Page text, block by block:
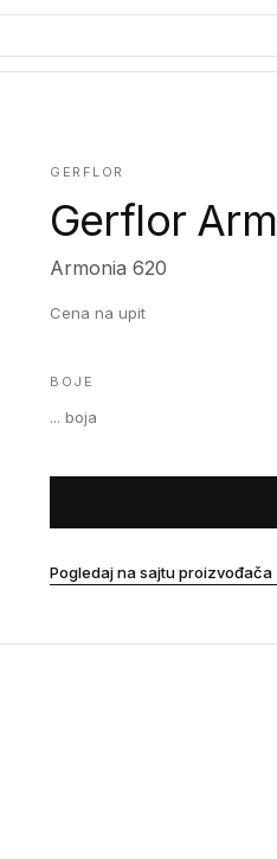
GERFLOR
Gerflor
Armonia 620
Cena na upit
BOJE
... boja
Pogledaj na sajtu proizvođača